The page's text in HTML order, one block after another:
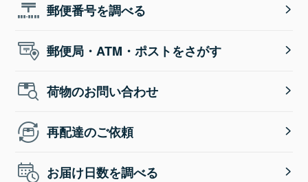
郵便番号を調べる
郵便局・ATM・ポストをさがす
荷物のお問い合わせ
再配達のご依頼
お届け日数を調べる